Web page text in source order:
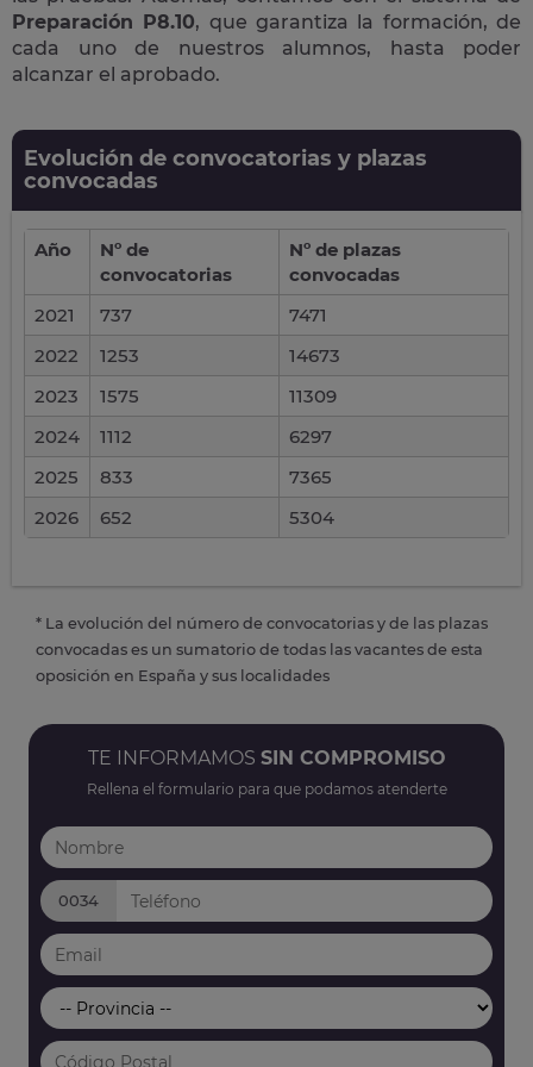
Preparación P8.10, que garantiza la formación, de
cada uno de nuestros alumnos, hasta poder
alcanzar el aprobado.
Evolución de convocatorias y plazas
convocadas
Año
Nº de
convocatorias
Nº de plazas
convocadas
2021
737
7471
2022
1253
14673
2023
1575
11309
2024
1112
6297
2025
833
7365
2026
652 5304
* La evolución del número de convocatorias y de las plazas
convocadas es un sumatorio de todas las vacantes de esta
oposición en España y sus localidades
TE INFORMAMOS SIN COMPROMISO
Rellena el formulario para que podamos atenderte
0034